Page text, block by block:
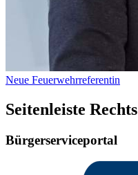
Neue Feuerwehrreferentin
Seitenleiste Rechts
Bürgerserviceportal